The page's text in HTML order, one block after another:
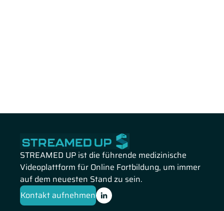
STREAMED UP ist die führende medizinische
Videoplattform für Online Fortbildung, um immer
auf dem neuesten Stand zu sein.
Kontakt aufnehmen